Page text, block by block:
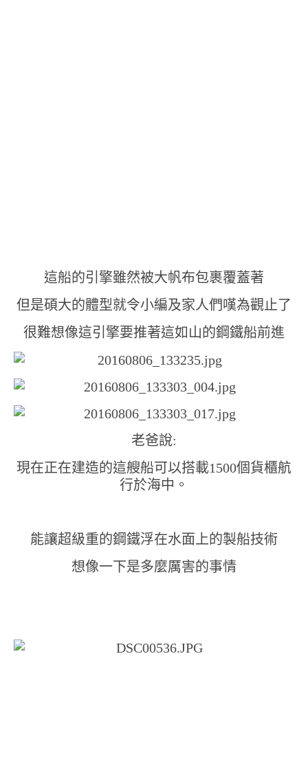
這船的引擎雖然被大帆布包裹覆蓋著
但是碩大的體型就令小編及家人們嘆為觀止了
很難想像這引擎要推著這如山的鋼鐵船前進
老爸說:
現在正在建造的這艘船可以搭載1500個貨櫃航
行於海中。
能讓超級重的鋼鐵浮在水面上的製船技術
想像一下是多麼厲害的事情